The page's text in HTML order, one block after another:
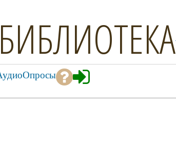
БИБЛИОТЕКА
Опросы